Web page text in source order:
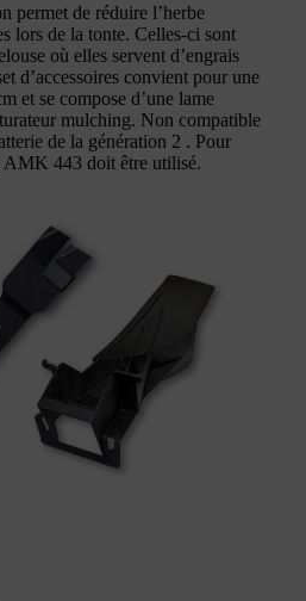
permet de réduire l’herbe
lors de la tonte. Celles-ci sont
où elles servent d’engrais
d’accessoires convient pour une
et se compose d’une lame
mulching. Non compatible
de la génération 2 . Pour
443 doit être utilisé.